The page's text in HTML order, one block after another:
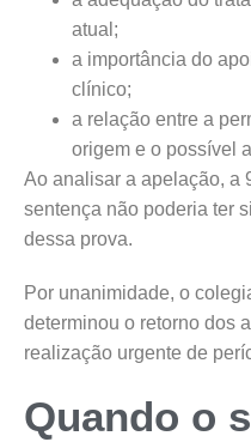
atual;
a importância do
clínico;
a relação entre a
origem e o possível
Ao analisar a apelação, a
sentença não poderia ter
dessa prova.
Por unanimidade, o
determinou o retorno dos
realização urgente de
Quando o